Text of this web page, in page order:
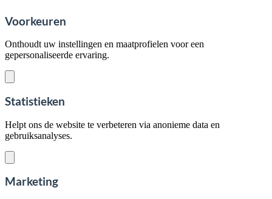
Voorkeuren
Onthoudt uw instellingen en maatprofielen voor een
gepersonaliseerde ervaring.
Statistieken
Helpt ons de website te verbeteren via anonieme data en
gebruiksanalyses.
Marketing